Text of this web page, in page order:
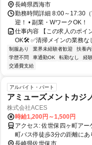
長崎県西海市
勤務時間詳細 8:00～17:30
迎！ • 副業・WワークOK！
仕事内容 【この求人のポイ
OK🛠️ ✅清掃メインの業務な
制服あり 業界未経験者歓迎 扶養
学歴不問
車通勤OK 転勤なし 経
交通費支給
アルバイト・パート
アミューズメントカジ
株式会社ACES
時給1,200円～1,500円
アクセス: 佐世保四ヶ町アーケードの川下スポーツ隣です。 佐世保駅徒歩11分、京
町バス停徒歩3分の距離に
過ぎる可能性があります ※
長崎県佐世保市